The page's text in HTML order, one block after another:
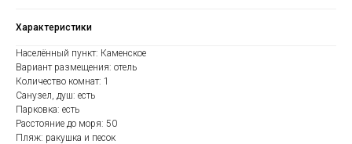
Характеристики
Населённый пункт: Каменское
Вариант размещения: отель
Количество комнат: 1
Санузел, душ: есть
Парковка: есть
Расстояние до моря: 50
Пляж: ракушка и песок